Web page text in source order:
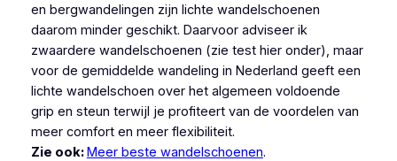
en bergwandelingen zijn lichte wandelschoenen
daarom minder geschikt. Daarvoor adviseer ik
zwaardere wandelschoenen (zie test hier onder), maar
voor de gemiddelde wandeling in Nederland geeft een
lichte wandelschoen over het algemeen voldoende
grip en steun terwijl je profiteert van de voordelen van
meer comfort en meer flexibiliteit.
Zie ook:Meer beste wandelschoenen.